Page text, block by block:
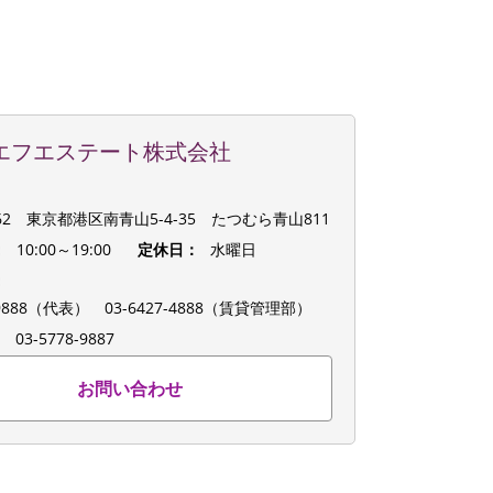
フエステート株式会社
東京都港区南青山5-4-35 たつむら青山811
10:00～19:00 定休日：
水曜日
（代表） 03-6427-4888（賃貸管理部）
03-5778-9887
お問い合わせ